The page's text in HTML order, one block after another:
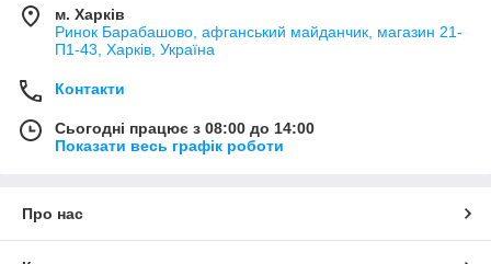
м. Харків
Ринок Барабашово, афганський майданчик, магазин 21-
П1-43, Харків, Україна
Контакти
Сьогодні працює з 08:00 до 14:00
Показати весь графік роботи
Про нас